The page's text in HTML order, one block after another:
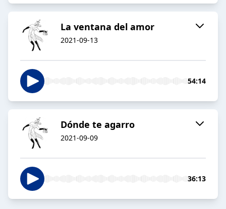
La ventana del amor
2021-09-13
54:14
Dónde te agarro
2021-09-09
36:13